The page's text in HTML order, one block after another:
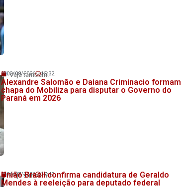
Veja também!
03/08/2026 15:32
Alexandre Salomão e Daiana Criminacio formam
chapa do Mobiliza para disputar o Governo do
Paraná em 2026
Veja também!
24/07/2026 17:40
União Brasil confirma candidatura de Geraldo
Mendes à reeleição para deputado federal